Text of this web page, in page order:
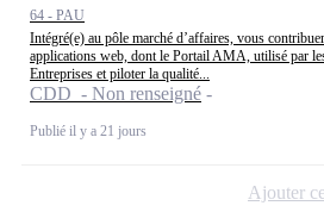
64 - PAU
Intégré(e) au pôle marché d’affaires, vous
applications web, dont le Portail AMA, utilisé par
Entreprises et piloter la qualité...
CDD - Non renseigné
Publié il y a 21 jours
Ajouter